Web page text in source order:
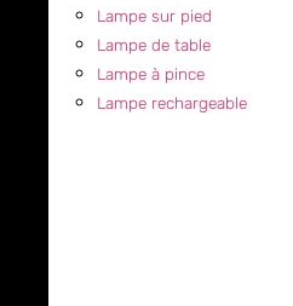
Lampe sur pied
Lampe de table
Lampe à pince
Lampe rechargeable